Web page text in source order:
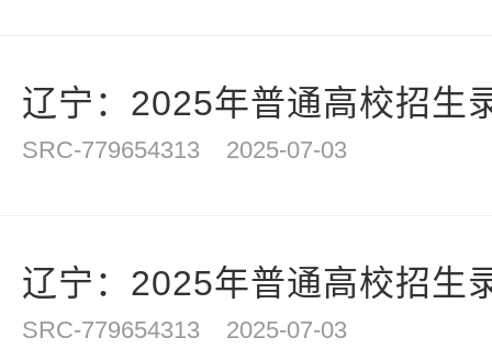
辽宁：2025年普通高校招生
SRC-779654313 2025-07-03
辽宁：2025年普通高校招生
SRC-779654313 2025-07-03